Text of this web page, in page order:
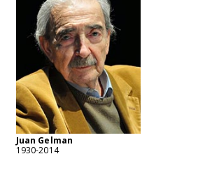
Juan Gelman
1930-2014